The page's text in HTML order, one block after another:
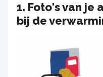
1. Foto's van je
bij de